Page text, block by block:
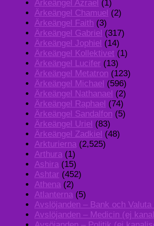
Ärkeängel Azrael (1)
Ärkeängel Chamuel (2)
Ärkeängel Faith (3)
Ärkeängel Gabriel (317)
Ärkeängel Jophiel (14)
Ärkeängel Kollektivet (1)
Ärkeängel Lucifer (13)
Ärkeängel Metatron (123)
Ärkeängel Michael (596)
Ärkeängel Nathanael (2)
Ärkeängel Raphael (74)
Ärkeängel Sandalfon (5)
Ärkeängel Uriel (83)
Ärkeängel Zadkiel (48)
Arkturierna (2,525)
Arthura (1)
Ashira (15)
Ashtar (452)
Athena (2)
Atlanterna (5)
Avslöjanden – Bank och
Avslöjanden – Medicin (ej